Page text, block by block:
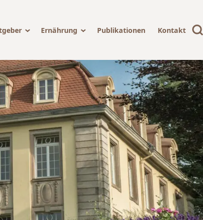
Ernährung Publikationen Kontakt